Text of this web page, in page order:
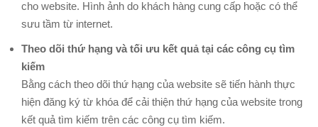
cho website. Hình ảnh do khách hàng cung cấp hoặc có thể
sưu tầm từ internet.
Theo dõi thứ hạng và tối ưu kết quả tại các công cụ tìm
kiếm
Bằng cách theo dõi thứ hạng của website sẽ tiến hành thực
hiện đăng ký từ khóa để cải thiện thứ hạng của website trong
kết quả tìm kiếm trên các công cụ tìm kiếm.